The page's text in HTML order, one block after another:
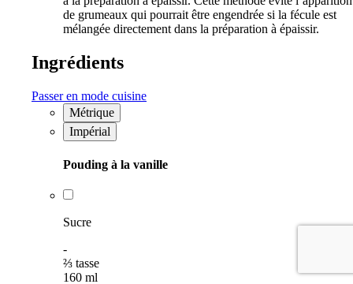
de grumeaux qui pourrait être engendrée si la fécule est
mélangée directement dans la préparation à épaissir.
Ingrédients
Passer en mode cuisine
Métrique
Impérial
Pouding à la vanille
Sucre
-
⅔ tasse
160 ml